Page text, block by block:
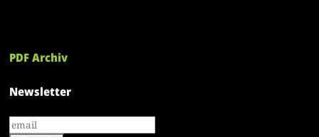
PDF Archiv
Newsletter